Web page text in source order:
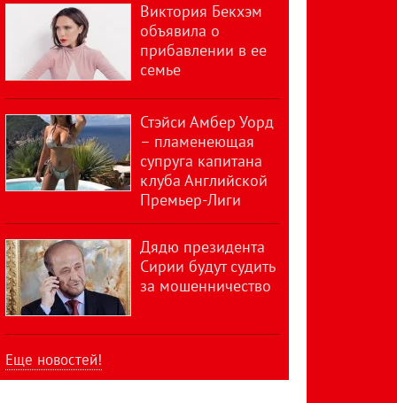
Виктория Бекхэм
объявила о
прибавлении в ее
семье
Стэйси Амбер Уорд
– пламенеющая
супруга капитана
клуба Английской
Премьер-Лиги
Дядю президента
Сирии будут судить
за мошенничество
Еще новостей!